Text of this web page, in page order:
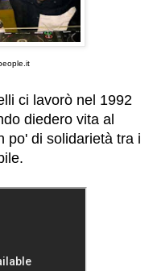
ci lavorò nel 1992
diedero vita al
po' di solidarietà tra i